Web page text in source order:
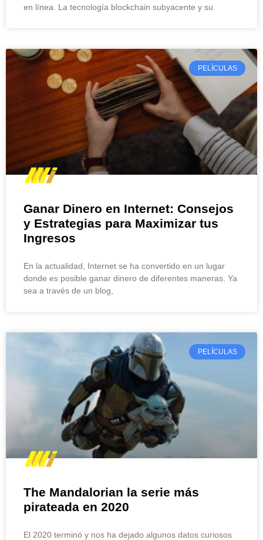
en línea. La tecnología blockchain subyacente y su
PELÍCULAS
Ganar Dinero en Internet: Consejos
y Estrategias para Maximizar tus
Ingresos
En la actualidad, Internet se ha convertido en un lugar
donde es posible ganar dinero de diferentes maneras. Ya
sea a través de un blog,
PELÍCULAS
The Mandalorian la serie más
pirateada en 2020
El 2020 terminó y nos ha dejado algunos datos curiosos